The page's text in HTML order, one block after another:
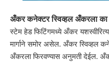
अँकर कनेक्टर स्विव्हल अँकरला
स्टेम हेड फिटिंगमध्ये अँकर
मार्गाने समोर असेल. अँकर स्विव्हल
अँकरला फिरवण्यास अनुमती देईल.